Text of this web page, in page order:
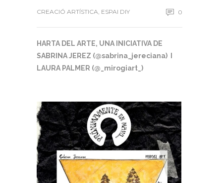
CREACIÓ ARTÍSTICA, ESPAI DIY 0
HARTA DEL ARTE, UNA INICIATIVA DE
SABRINA JEREZ (@sabrina_ jereciana) I
LAURA PALMER (@_mirogiart_)